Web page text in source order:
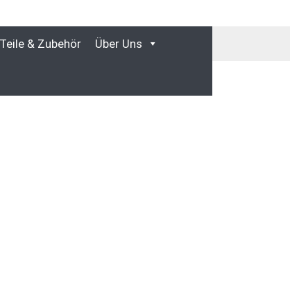
& Zubehör Über Uns